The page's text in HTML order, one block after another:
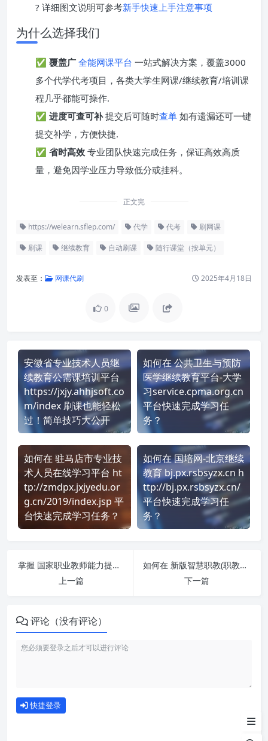
? 详细图文说明可参考新手快速上手注意事项
为什么选择我们
✅ 覆盖广 全能网课平台 一站式解决方案，覆盖3000
多个代学代考项目，各类大学生网课/继续教育/培训课
程几乎都能可操作.
✅ 进度可查可补提交后可随时查单 如有遗漏还可一键
提交补学，方便快捷.
✅ 省时高效 专业团队快速完成任务，保证高效高质
量，避免因学业压力导致低分或挂科。
正文完
https://welearn.sflep.com/ 代学 代考 刷网课
刷课 继续教育 自动刷课 随行课堂（按单元）
发表至： 网课代刷 2025年4月18日
0
安徽省专业技术人员继
续教育公需课培训平台
https://jxjy.ahhjsoft.co
m/index 刷课也能轻松
过！简单技巧大公开
如何在 公共卫生与预防
医学继续教育平台-大学
习service.cpma.org.cn
平台快速完成学习任
务？
如何在 驻马店市专业技
术人员在线学习平台 ht
tp://zmdpx.jxjyedu.or
g.cn/2019/index.jsp 平
台快速完成学习任务？
如何在 国培网-北京继续
教育 bj.px.rsbsyzx.cn h
ttp://bj.px.rsbsyzx.cn/
平台快速完成学习任
务？
掌握 国家职业教师能力提升 课程，简单刷课技巧分享！
上一篇
如何在 新版智慧职教(职教云)-秒-支持AI课 平台快速完成学习任务？
下一篇
评论（没有评论）
快捷登录